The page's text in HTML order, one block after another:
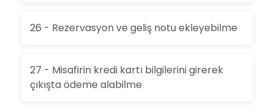
26 - Rezervasyon ve geliş notu ekleyebilme
27 - Misafirin kredi kartı bilgilerini girerek
çıkışta ödeme alabilme